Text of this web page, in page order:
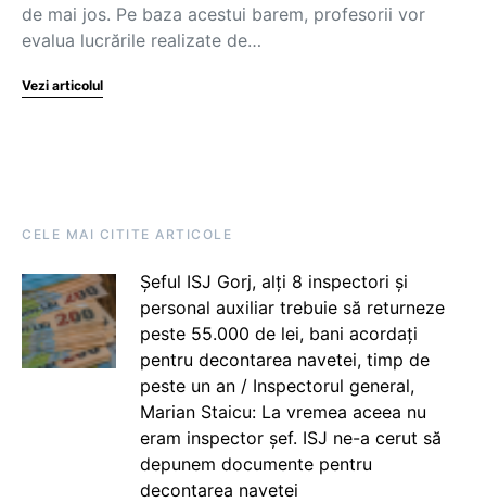
de mai jos. Pe baza acestui barem, profesorii vor
evalua lucrările realizate de…
Vezi articolul
CELE MAI CITITE ARTICOLE
Șeful ISJ Gorj, alți 8 inspectori și
personal auxiliar trebuie să returneze
peste 55.000 de lei, bani acordați
pentru decontarea navetei, timp de
peste un an / Inspectorul general,
Marian Staicu: La vremea aceea nu
eram inspector șef. ISJ ne-a cerut să
depunem documente pentru
decontarea navetei